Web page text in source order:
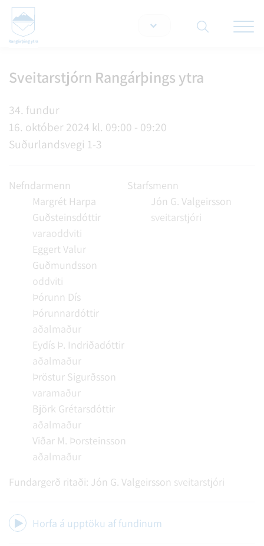
Sveitarstjórn Rangárþings ytra
34. fundur
16. október 2024 kl. 09:00 - 09:20
Suðurlandsvegi 1-3
Nefndarmenn
Margrét Harpa
Guðsteinsdóttir
varaoddviti
Eggert Valur
Guðmundsson
oddviti
Þórunn Dís
Þórunnardóttir
aðalmaður
Eydís Þ. Indriðadóttir
aðalmaður
Þröstur Sigurðsson
varamaður
Björk Grétarsdóttir
aðalmaður
Viðar M. Þorsteinsson
aðalmaður
Starfsmenn
Jón G. Valgeirsson
sveitarstjóri
Fundargerð ritaði: Jón G. Valgeirsson sveitarstjóri
Horfa á upptöku af fundinum
Leita á vef